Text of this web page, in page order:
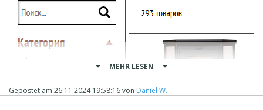
MEHR LESEN
Gepostet am 26.11.2024 19:58:16von Daniel W.